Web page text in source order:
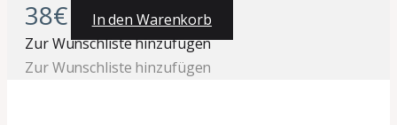
38€
In den Warenkorb
Zur Wunschliste hinzufügen
Zur Wunschliste hinzufügen